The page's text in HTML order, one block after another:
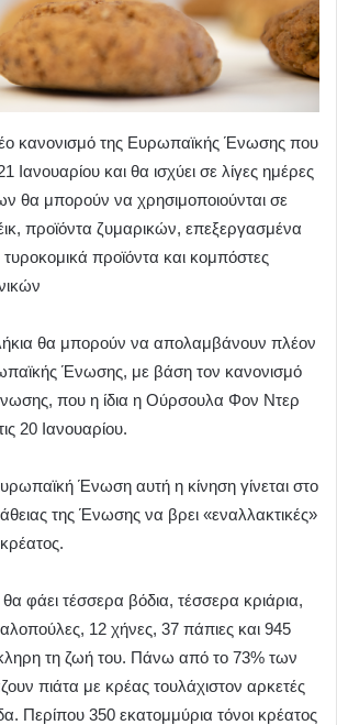
κανονισμό της Ευρωπαϊκής Ένωσης που
Ιανουαρίου και θα ισχύει σε λίγες ημέρες
θα μπορούν να χρησιμοποιούνται σε
προϊόντα ζυμαρικών, επεξεργασμένα
προϊόντα και κομπόστες
θα μπορούν να απολαμβάνουν πλέον
Ένωσης, με βάση τον κανονισμό
που η ίδια η Ούρσουλα Φον Ντερ
20 Ιανουαρίου.
Ένωση αυτή η κίνηση γίνεται στο
της Ένωσης να βρει «εναλλακτικές»
φάει τέσσερα βόδια, τέσσερα κριάρια,
12 χήνες, 37 πάπιες και 945
τη ζωή του. Πάνω από το 73% των
πιάτα με κρέας τουλάχιστον αρκετές
Περίπου 350 εκατομμύρια τόνοι κρέατος